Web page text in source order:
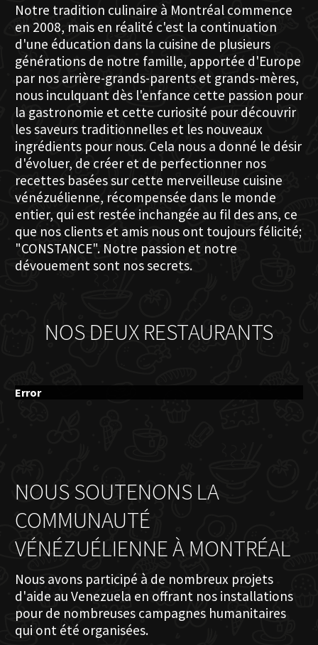
Notre tradition culinaire à Montréal commence
en 2008, mais en réalité c'est la continuation
d'une éducation dans la cuisine de plusieurs
générations de notre famille, apportée d'Europe
par nos arrière-grands-parents et grands-mères,
nous inculquant dès l'enfance cette passion pour
la gastronomie et cette curiosité pour découvrir
les saveurs traditionnelles et les nouveaux
ingrédients pour nous. Cela nous a donné le désir
d'évoluer, de créer et de perfectionner nos
recettes basées sur cette merveilleuse cuisine
vénézuélienne, récompensée dans le monde
entier, qui est restée inchangée au fil des ans, ce
que nos clients et amis nous ont toujours félicité;
"CONSTANCE". Notre passion et notre
dévouement sont nos secrets.
NOS DEUX RESTAURANTS
Error
NOUS SOUTENONS LA
COMMUNAUTÉ
VÉNÉZUÉLIENNE À MONTRÉAL
Nous avons participé à de nombreux projets
d'aide au Venezuela en offrant nos installations
pour de nombreuses campagnes humanitaires
qui ont été organisées.